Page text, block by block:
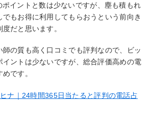
イントと数は少ないですが、塵も積もれ
もお得に利用してもらおうという前向き
だと思います。
師の質も高く口コミでも評判なので、ビッ
イントは少ないですが、総合評価高めの電
です。
ナ｜24時間365日当たると評判の電話占